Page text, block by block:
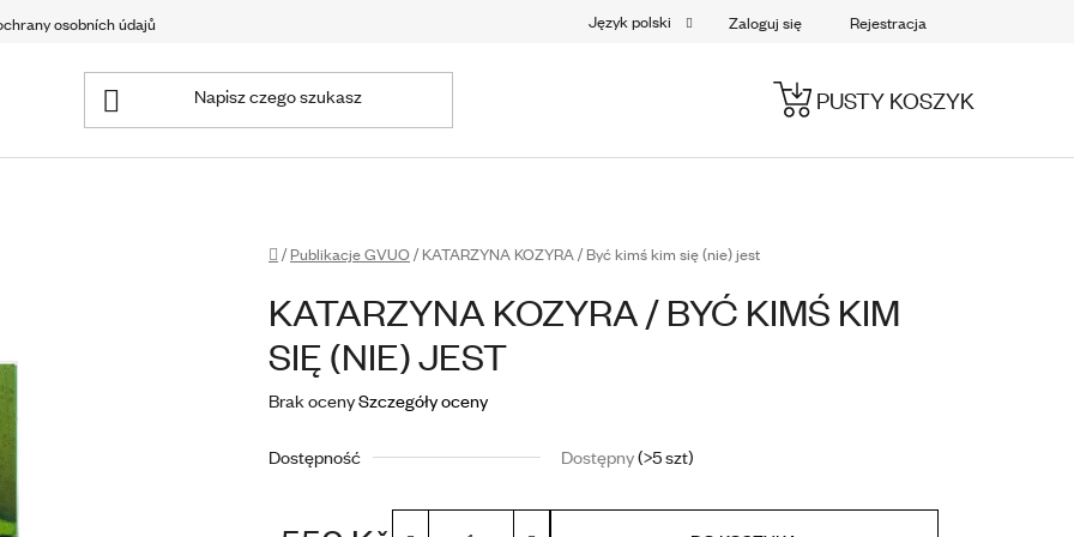
osobních údajů Język polski Zaloguj się Rejestracja
KOSZYK
PUSTY KOSZYK
Home
/ Publikacje GVUO/ KATARZYNA KOZYRA / Być kimś kim się (nie) jest
KATARZYNA KOZYRA / BYĆ KIMŚ KIM
SIĘ (NIE) JEST
Średnia
produktu
0,0
Brak ocenySzczegóły oceny
Dostępność Dostępny(>5 szt)